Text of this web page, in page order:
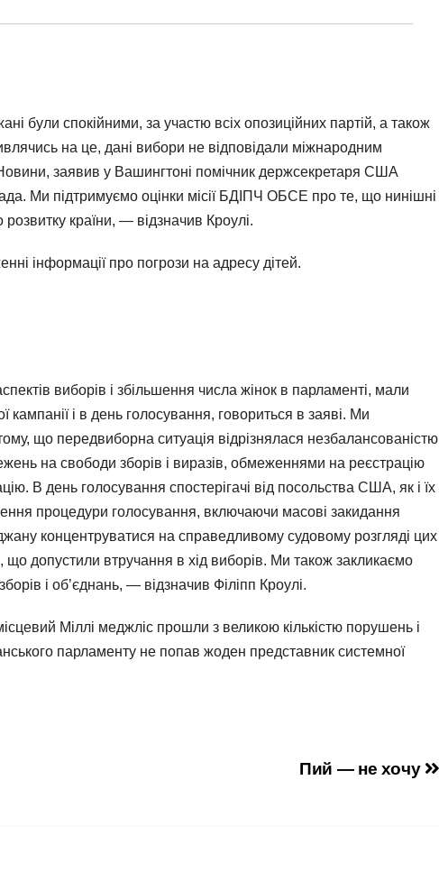
були спокійними, за участю всіх опозиційних партій, а також
на це, дані вибори не відповідали міжнародним
заявив у Вашингтоні помічник держсекретаря США
Ми підтримуємо оцінки місії БДІПЧ ОБСЕ про те, що нинішні
країни, — відзначив Кроулі.
інформації про погрози на адресу дітей.
виборів і збільшення числа жінок в парламенті, мали
і в день голосування, говориться в заяві. Ми
що передвиборна ситуація відрізнялася незбалансованістю
на свободи зборів і виразів, обмеженнями на реєстрацію
В день голосування спостерігачі від посольства США, як і їх
процедури голосування, включаючи масові закидання
концентруватися на справедливому судовому розгляді цих
що допустили втручання в хід виборів. Ми також закликаємо
і об’єднань, — відзначив Філіпп Кроулі.
Міллі меджліс прошли з великою кількістю порушень і
парламенту не попав жоден представник системної
Пий — не хочу